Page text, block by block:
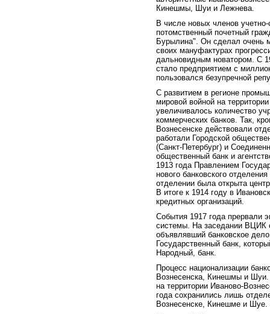
Кинешмы, Шуи и Лежнева.
В числе новых членов
потомственный почетный
Бурылина". Он сделал очень
своих мануфактурах
дальновидным новатором. С
стало предприятием с
пользовался безупречной
С развитием в регионе
мировой войной на
увеличивалось количество
коммерческих банков. Так,
Вознесенске действовали
работали Городской
(Санкт-Петербург) и
общественный банк и
1913 года Правлением
нового банковского
отделении была открыта
В итоге к 1914 году в
кредитных организаций.
События 1917 года прервали
системы. На заседании ВЦИК
объявлявший банковское
Государственный банк,
Народный, банк.
Процесс национализации
Вознесенска, Кинешмы и Шуи.
на территории Иваново-
года сохранились лишь
Вознесенске, Кинешме и Шуе.